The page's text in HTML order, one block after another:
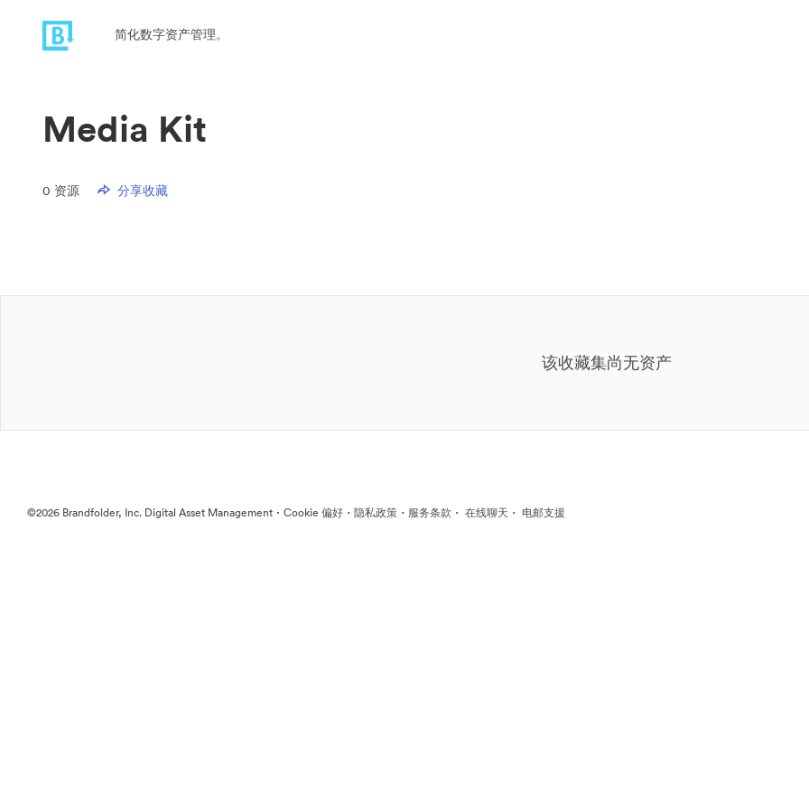
简化数字资产管理。
Media Kit
0 资源 分享收藏
该收藏集尚无资产
©2026 Brandfolder, Inc. Digital Asset Management · Cookie 偏好 · 隐私政策 · 服务条款 · 在线聊天 · 电邮支援